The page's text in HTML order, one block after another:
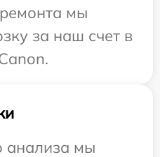
мы
за наш счет в
анализа мы